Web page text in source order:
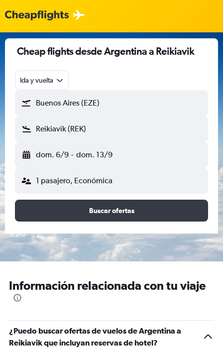
Cheap flights desde Argentina a Reikiavik
Ida y vuelta
Buenos Aires (EZE)
Reikiavik (REK)
dom. 6/9 - dom. 13/9
1 pasajero, Económica
Buscar ofertas
Información relacionada con tu viaje
¿Puedo buscar ofertas de vuelos de Argentina a
Reikiavik que incluyan reservas de hotel?